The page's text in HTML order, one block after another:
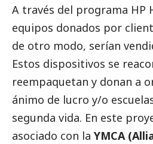
A través del programa HP
equipos donados por
de otro modo, serían
Estos dispositivos se
reempaquetan y donan a
ánimo de lucro y/o
segunda vida. En este
asociado con la YMCA